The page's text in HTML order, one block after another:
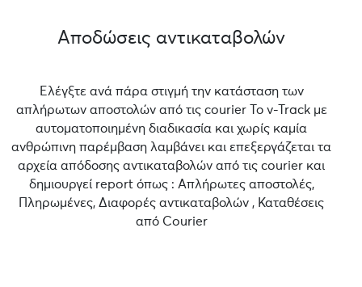
Αποδώσεις αντικαταβολών
Ελέγξτε ανά πάρα στιγμή την κατάσταση των
απλήρωτων αποστολών από τις courier Το v-Track με
αυτοματοποιημένη διαδικασία και χωρίς καμία
ανθρώπινη παρέμβαση λαμβάνει και επεξεργάζεται τα
αρχεία απόδοσης αντικαταβολών από τις courier και
δημιουργεί report όπως : Απλήρωτες αποστολές,
Πληρωμένες, Διαφορές αντικαταβολών , Καταθέσεις
από Courier